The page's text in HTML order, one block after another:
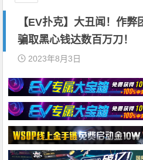
【EV扑克】大丑闻！作
骗取黑心钱达数百万刀！
2023年8月3日